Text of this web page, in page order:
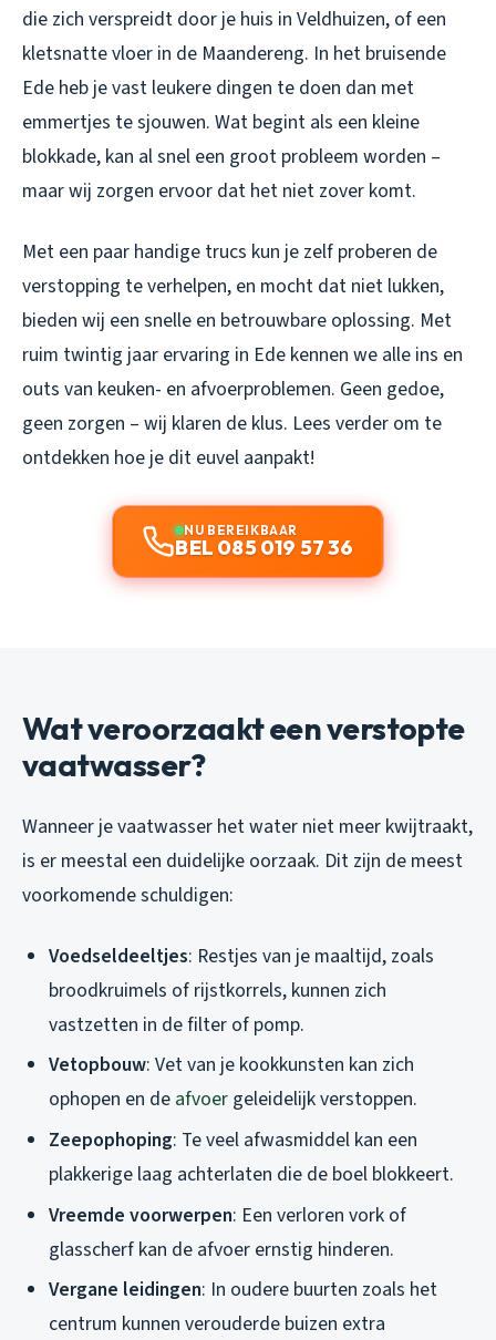
die zich verspreidt door je huis in Veldhuizen, of een
kletsnatte vloer in de Maandereng. In het bruisende
Ede heb je vast leukere dingen te doen dan met
emmertjes te sjouwen. Wat begint als een kleine
blokkade, kan al snel een groot probleem worden –
maar wij zorgen ervoor dat het niet zover komt.
Met een paar handige trucs kun je zelf proberen de
verstopping te verhelpen, en mocht dat niet lukken,
bieden wij een snelle en betrouwbare oplossing. Met
ruim twintig jaar ervaring in Ede kennen we alle ins en
outs van keuken- en afvoerproblemen. Geen gedoe,
geen zorgen – wij klaren de klus. Lees verder om te
ontdekken hoe je dit euvel aanpakt!
NU BEREIKBAAR
BEL 085 019 57 36
Wat veroorzaakt een verstopte
vaatwasser?
Wanneer je vaatwasser het water niet meer kwijtraakt,
is er meestal een duidelijke oorzaak. Dit zijn de meest
voorkomende schuldigen:
Voedseldeeltjes: Restjes van je maaltijd, zoals
broodkruimels of rijstkorrels, kunnen zich
vastzetten in de filter of pomp.
Vetopbouw: Vet van je kookkunsten kan zich
ophopen en de afvoer geleidelijk verstoppen.
Zeepophoping: Te veel afwasmiddel kan een
plakkerige laag achterlaten die de boel blokkeert.
Vreemde voorwerpen: Een verloren vork of
glasscherf kan de afvoer ernstig hinderen.
Vergane leidingen: In oudere buurten zoals het
centrum kunnen verouderde buizen extra